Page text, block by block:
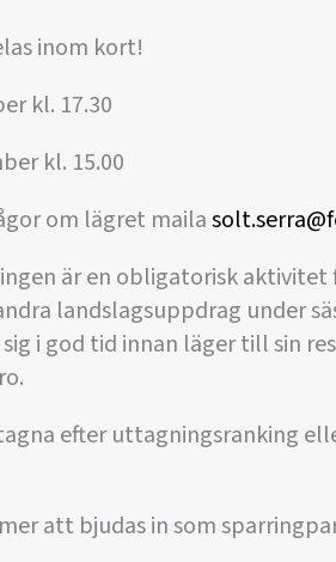
inom kort!
kl. 17.30
kl. 15.00
om lägret maila
är en obligatorisk
landslagsuppdrag under
i god tid innan läger till sin
efter uttagningsranking
att bjudas in som